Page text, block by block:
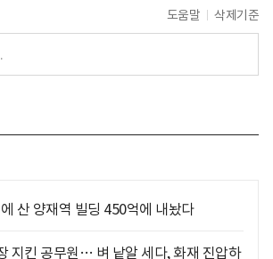
도움말 삭제기준
산 양재역 빌딩 450억에 내놨다
지킨 공무원… 벼 낱알 세다, 화재 진압하